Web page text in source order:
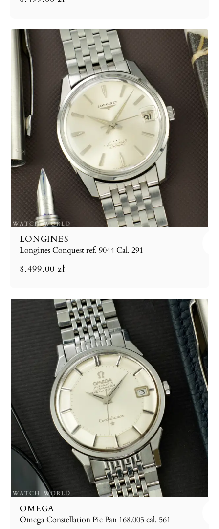
LONGINES
Longines Conquest ref. 9044 Cal. 291
8.499.00 zł
OMEGA
Omega Constellation Pie Pan 168.005 cal. 561